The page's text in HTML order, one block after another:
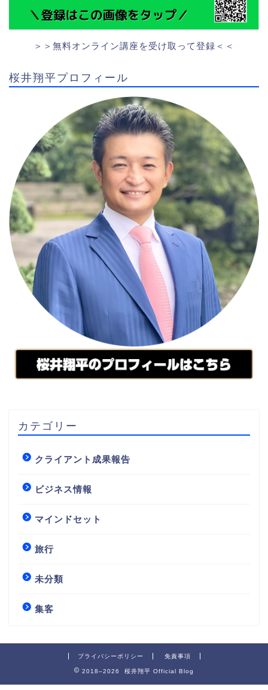
＞＞無料オンライン講座を受け取って登録＜＜
桜井翔平プロフィール
カテゴリー
クライアント成果報告
ビジネス情報
マインドセット
旅行
未分類
集客
プライバシーポリシー 免責事項
2018–2026 桜井翔平 Official Blog